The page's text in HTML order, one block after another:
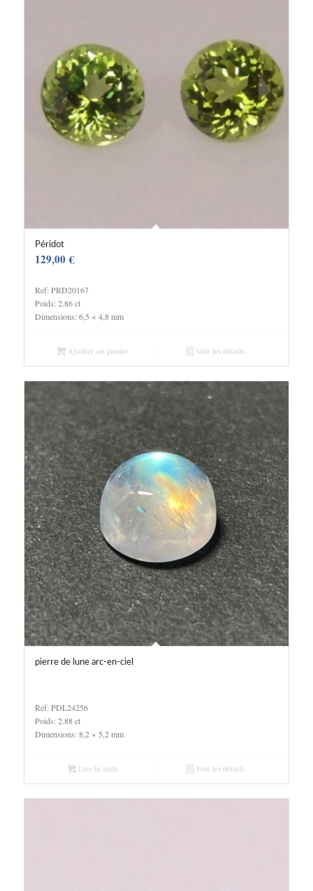
Péridot
129,00€
Ref: PRD20167
Poids: 2.86 ct
Dimensions: 6,5 × 4,8 mm
Ajouter au panier Voir les détails
pierre de lune arc-en-ciel
Ref: PDL24256
Poids: 2.88 ct
Dimensions: 8,2 × 5,2 mm
Lire la suite Voir les détails